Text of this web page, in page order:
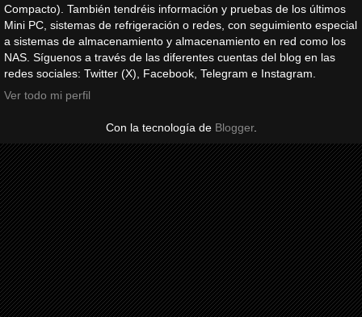
Compacto). También tendréis información y pruebas de los últimos
Mini PC, sistemas de refrigeración o redes, con seguimiento especial
a sistemas de almacenamiento y almacenamiento en red como los
NAS. Síguenos a través de las diferentes cuentas del blog en las
redes sociales: Twitter (X), Facebook, Telegram e Instagram.
Ver todo mi perfil
Con la tecnología de Blogger.